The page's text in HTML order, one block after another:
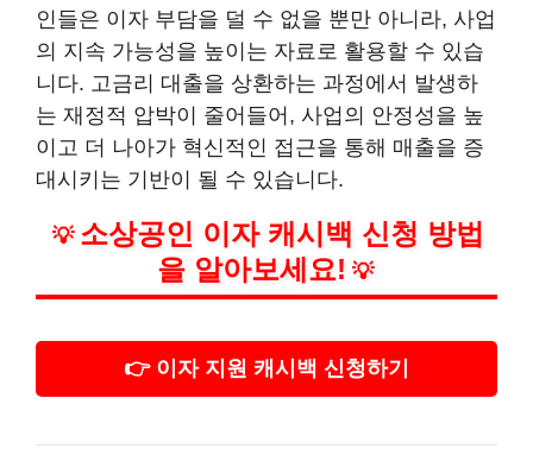
인들은 이자 부담을 덜 수 없을 뿐만 아니라, 사업
의 지속 가능성을 높이는 자료로 활용할 수 있습
니다. 고금리 대출을 상환하는 과정에서 발생하
는 재정적 압박이 줄어들어, 사업의 안정성을 높
이고 더 나아가 혁신적인 접근을 통해 매출을 증
대시키는 기반이 될 수 있습니다.
💡 소상공인 이자 캐시백 신청 방법
을 알아보세요! 💡
👉 이자 지원 캐시백 신청하기